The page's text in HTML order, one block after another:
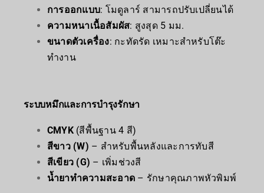
การออกแบบ: โมดูลาร์ สามารถปรับเปลี่ยนได้
ความหนาเนื้อสัมผัส: สูงสุด 5 มม.
ขนาดตัวเครื่อง: กะทัดรัด เหมาะสำหรับโต๊ะ
ทำงาน
ระบบหมึกและการบำรุงรักษา
CMYK(สีพื้นฐาน 4 สี)
สีขาว (W) – สำหรับพื้นหลังและการทับสี
สีเขียว (G) – เพิ่มช่วงสี
น้ำยาทำความสะอาด – รักษาคุณภาพหัวพิมพ์